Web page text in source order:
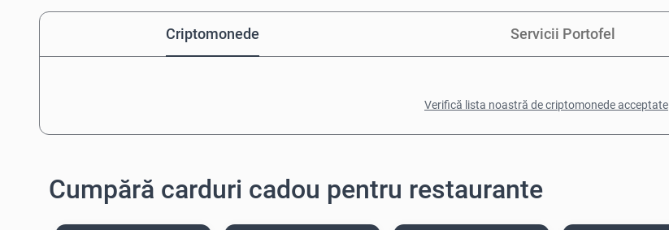
Criptomonede Servicii Portofel
Verifică lista noastră de criptomonede acceptate
Cumpără carduri cadou pentru restaurante